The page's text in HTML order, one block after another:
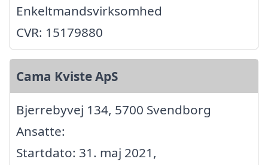
Enkeltmandsvirksomhed
CVR: 15179880
Cama Kviste ApS
Bjerrebyvej 134, 5700 Svendborg
Ansatte:
Startdato: 31. maj 2021,